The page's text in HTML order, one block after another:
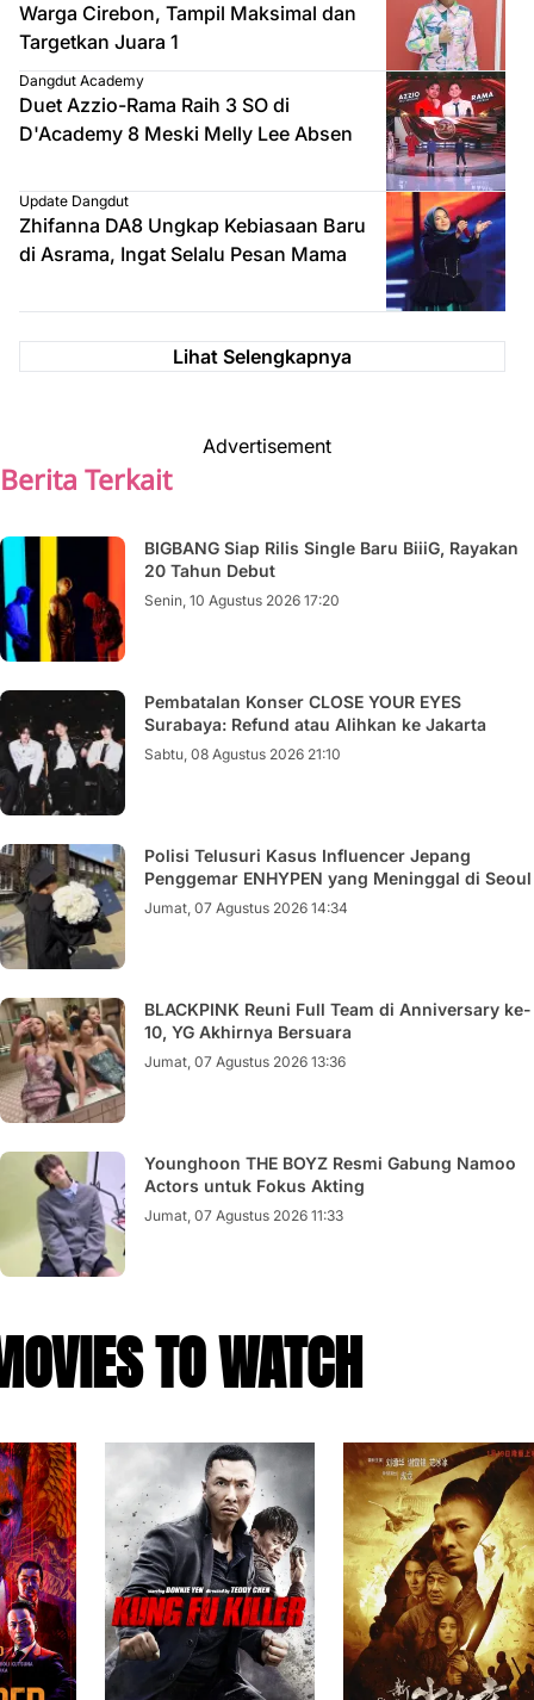
Warga Cirebon, Tampil Maksimal dan
Targetkan Juara 1
Dangdut Academy
Duet Azzio-Rama Raih 3 SO di
D'Academy 8 Meski Melly Lee Absen
Update Dangdut
Zhifanna DA8 Ungkap Kebiasaan Baru
di Asrama, Ingat Selalu Pesan Mama
Lihat Selengkapnya
Advertisement
Berita Terkait
BIGBANG Siap Rilis Single Baru BiiiG, Rayakan
20 Tahun Debut
Senin, 10 Agustus 2026 17:20
Pembatalan Konser CLOSE YOUR EYES
Surabaya: Refund atau Alihkan ke Jakarta
Sabtu, 08 Agustus 2026 21:10
Polisi Telusuri Kasus Influencer Jepang
Penggemar ENHYPEN yang Meninggal di Seoul
Jumat, 07 Agustus 2026 14:34
BLACKPINK Reuni Full Team di Anniversary ke-
10, YG Akhirnya Bersuara
Jumat, 07 Agustus 2026 13:36
Younghoon THE BOYZ Resmi Gabung Namoo
Actors untuk Fokus Akting
Jumat, 07 Agustus 2026 11:33
TO WATCH